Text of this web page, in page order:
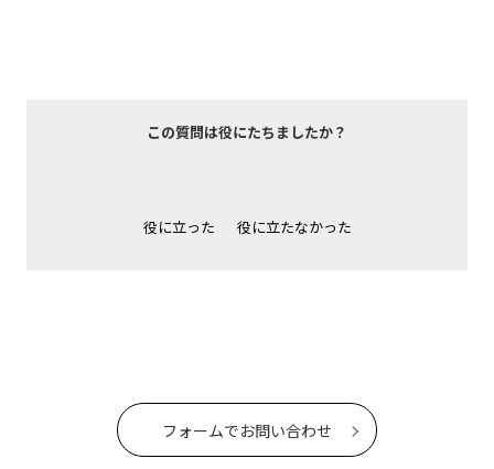
この質問は役にたちましたか？
役に立った 役に立たなかった
フォームでお問い合わせ